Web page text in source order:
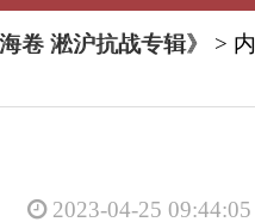
卷 淞沪抗战专辑》
> 内
2023-04-25 09:44:05